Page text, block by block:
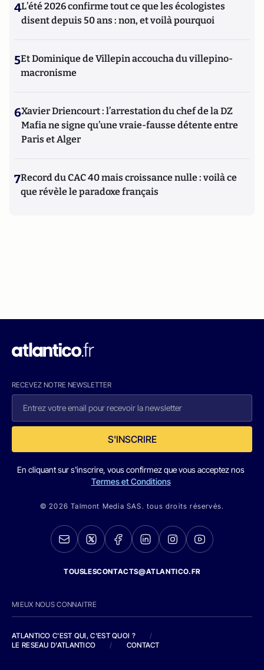
4L’été 2026 confirme tout ce que les écologistes
disent depuis 50 ans : non, et voilà pourquoi
5Et Dominique de Villepin accoucha du villepino-
macronisme
6Xavier Driencourt : l’arrestation du chef de la DZ
Mafia ne signe qu’une vraie-fausse détente entre
Paris et Alger
7Record du CAC 40 mais croissance nulle : voilà ce
que révèle le paradoxe français
RECEVEZ NOTRE NEWSLETTER
S'INSCRIRE
En cliquant sur s'inscrire, vous confirmez que vous acceptez nos
Termes et Conditions
© 2026 Talmont Media SAS. tous droits réservés.
TOUSLESCONTACTS@ATLANTICO.FR
MIEUX NOUS CONNAITRE
ATLANTICO C'EST QUI, C'EST QUOI ?
/
LE RESEAU D'ATLANTICO
/ CONTACT